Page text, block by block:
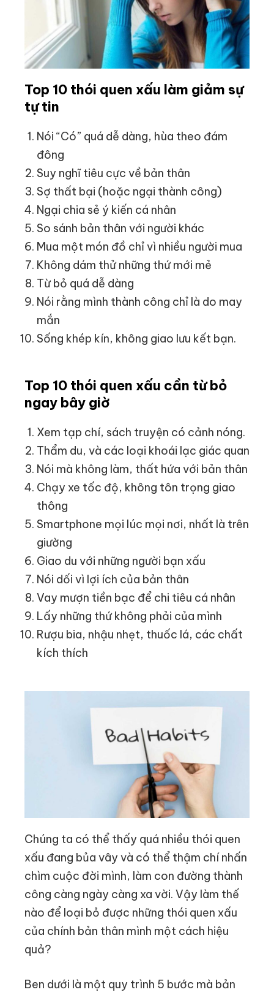
Top 10 thói quen xấu làm giảm sự
tự tin
Nói “Có” quá dễ dàng, hùa theo đám
đông
Suy nghĩ tiêu cực về bản thân
Sợ thất bại (hoặc ngại thành công)
Ngại chia sẻ ý kiến cá nhân
So sánh bản thân với người khác
Mua một món đồ chỉ vì nhiều người mua
Không dám thử những thứ mới mẻ
Từ bỏ quá dễ dàng
Nói rằng mình thành công chỉ là do may
mắn
Sống khép kín, không giao lưu kết bạn.
Top 10 thói quen xấu cần từ bỏ
ngay bây giờ
Xem tạp chí, sách truyện có cảnh nóng.
Thẩm du, và các loại khoái lạc giác quan
Nói mà không làm, thất hứa với bản thân
Chạy xe tốc độ, không tôn trọng giao
thông
Smartphone mọi lúc mọi nơi, nhất là trên
giường
Giao du với những người bạn xấu
Nói dối vì lợi ích của bản thân
Vay mượn tiền bạc để chi tiêu cá nhân
Lấy những thứ không phải của mình
Rượu bia, nhậu nhẹt, thuốc lá, các chất
kích thích
Chúng ta có thể thấy quá nhiều thói quen
xấu đang bủa vây và có thể thậm chí nhấn
chìm cuộc đời mình, làm con đường thành
công càng ngày càng xa vời. Vậy làm thế
nào để loại bỏ được những thói quen xấu
của chính bản thân mình một cách hiệu
quả?
Ben dưới là một quy trình 5 bước mà bản